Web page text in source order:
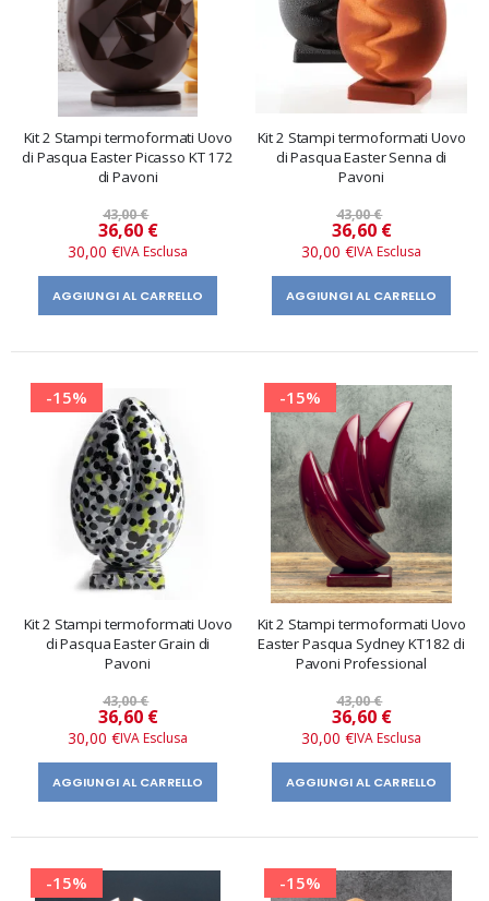
Kit 2 Stampi termoformati Uovo
di Pasqua Easter Picasso KT 172
di Pavoni
43,00 €
Prezzo
speciale
36,60 €
30,00 €
AGGIUNGI AL CARRELLO
Kit 2 Stampi termoformati Uovo
di Pasqua Easter Senna di
Pavoni
43,00 €
Prezzo
speciale
36,60 €
30,00 €
AGGIUNGI AL CARRELLO
-15%
Kit 2 Stampi termoformati Uovo
di Pasqua Easter Grain di
Pavoni
43,00 €
Prezzo
speciale
36,60 €
30,00 €
AGGIUNGI AL CARRELLO
-15%
Kit 2 Stampi termoformati Uovo
Easter Pasqua Sydney KT182 di
Pavoni Professional
43,00 €
Prezzo
speciale
36,60 €
30,00 €
AGGIUNGI AL CARRELLO
-15% -15%